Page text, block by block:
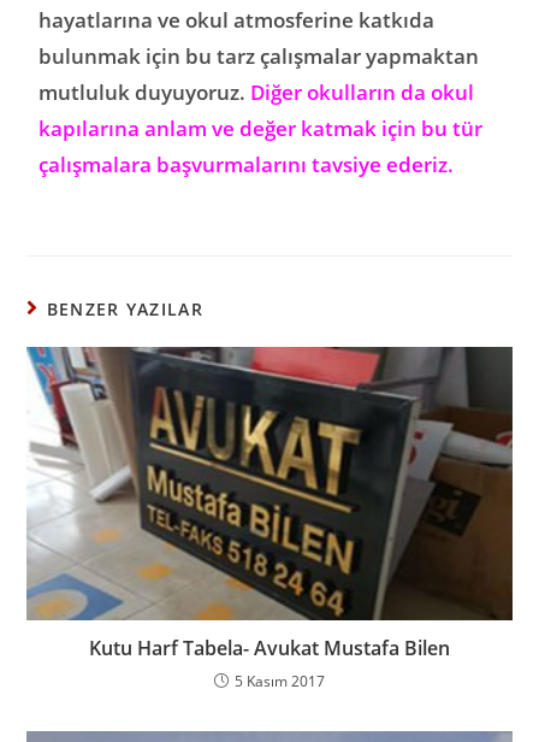
hayatlarına ve okul atmosferine katkıda
bulunmak için bu tarz çalışmalar yapmaktan
mutluluk duyuyoruz. Diğer okulların da okul
kapılarına anlam ve değer katmak için bu tür
çalışmalara başvurmalarını tavsiye ederiz.
BENZER YAZILAR
Kutu Harf Tabela- Avukat Mustafa Bilen
5 Kasım 2017